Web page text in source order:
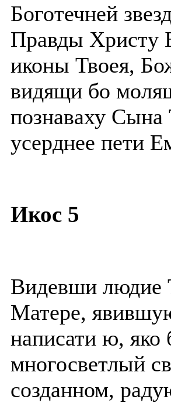
Боготечней
Правды Христу
иконы Твоея,
видящи бо
познаваху
усерднее пети
Икос 5
Видевши людие
Матере,
написати ю,
многосветлый
созданном,